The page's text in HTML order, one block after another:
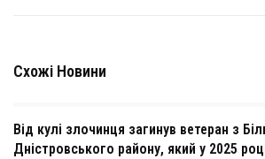
Схожі Новини
Від кулі злочинця загинув ветеран з
Дністровського району, який у 2025